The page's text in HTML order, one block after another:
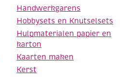
Handwerkgarens
Hobbysets en Knutselsets
Hulpmaterialen papier en
karton
Kaarten maken
Kerst